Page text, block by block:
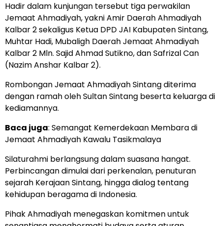
Hadir dalam kunjungan tersebut tiga perwakilan
Jemaat Ahmadiyah, yakni Amir Daerah Ahmadiyah
Kalbar 2 sekaligus Ketua DPD JAI Kabupaten Sintang,
Muhtar Hadi, Mubaligh Daerah Jemaat Ahmadiyah
Kalbar 2 Mln. Sajid Ahmad Sutikno, dan Safrizal Can
(Nazim Anshar Kalbar 2).
Rombongan Jemaat Ahmadiyah Sintang diterima
dengan ramah oleh Sultan Sintang beserta keluarga di
kediamannya.
Baca juga: Semangat Kemerdekaan Membara di
Jemaat Ahmadiyah Kawalu Tasikmalaya
Silaturahmi berlangsung dalam suasana hangat.
Perbincangan dimulai dari perkenalan, penuturan
sejarah Kerajaan Sintang, hingga dialog tentang
kehidupan beragama di Indonesia.
Pihak Ahmadiyah menegaskan komitmen untuk